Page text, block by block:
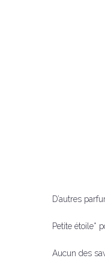
D’autres
Petite étoile*
Aucun des